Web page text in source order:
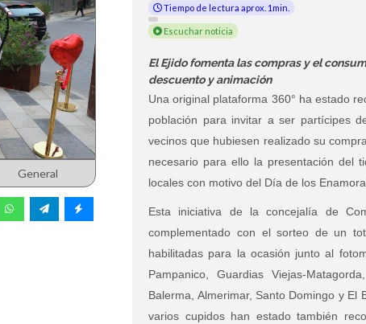
General
Tiempo de lectura aprox. 1min.
Escuchar noticia
El Ejido fomenta las compras y el
descuento y animación
Una original plataforma 360° ha estado
población para invitar a ser partícipes
vecinos que hubiesen realizado su
necesario para ello la presentación del
locales con motivo del Día de los
Esta iniciativa de la concejalía de
complementado con el sorteo de un
habilitadas para la ocasión junto al
Pampanico, Guardias Viejas-
Balerma, Almerimar, Santo Domingo y El
varios cupidos han estado también